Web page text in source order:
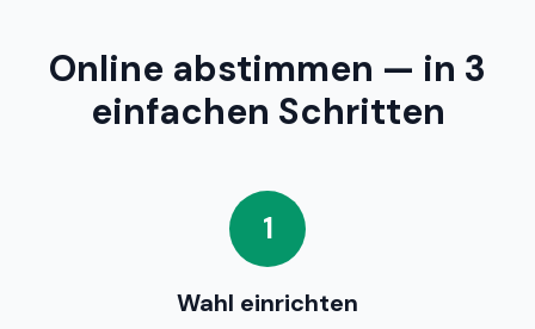
Online abstimmen — in 3
einfachen Schritten
1
Wahl einrichten